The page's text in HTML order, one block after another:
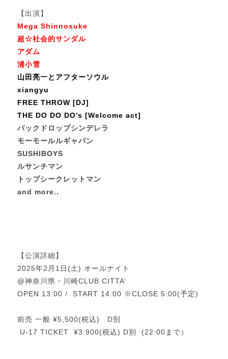
【出演】
Mega Shinnosuke
超☆社会的サンダル
アダム
浦小雪
山田亮一とアフターソウル
xiangyu
FREE THROW [DJ]
THE DO DO DO’s [Welcome act]
バックドロップシンデレラ
モーモールルギャバン
SUSHIBOYS
ルサンチマン
トップシークレットマン
and more..
【公演詳細】
2025年2月1日(土) オールナイト
@神奈川県・川崎CLUB CITTA’
OPEN 13:00 / START 14:00 ※CLOSE 5:00(予定)
前売 一般 ¥5,500(税込) D別
U-17 TICKET ¥3.900(税込) D別 (22:00まで）